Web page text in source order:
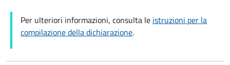
Per ulteriori informazioni, consulta le istruzioni per la
compilazione della dichiarazione.